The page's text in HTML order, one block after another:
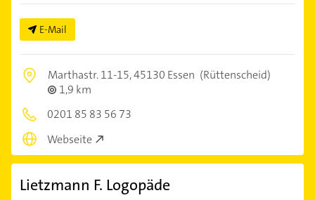
E-Mail
Marthastr. 11-15,45130 Essen (Rüttenscheid)
1,9 km
0201 85 83 56 73
Webseite
Lietzmann F. Logopäde